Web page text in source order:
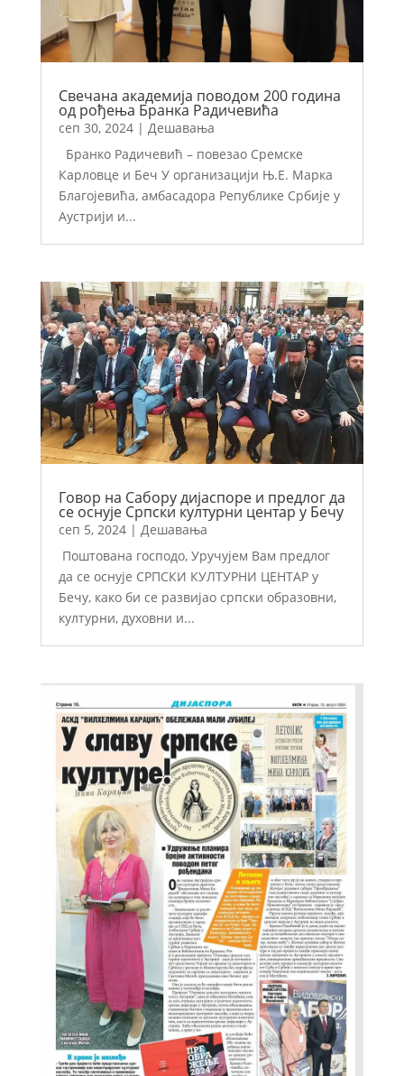
Свечана академија поводом 200 година
од рођења Бранка Радичевића
сеп 30, 2024| Дешавања
Бранко Радичевић – повезао Сремске
Карловце и Беч У организацији Њ.Е. Марка
Благојевића, амбасадора Републике Србије у
Аустрији и...
Говор на Сабору дијаспоре и предлог да
се оснује Српски културни центар у Бечу
сеп 5, 2024| Дешавања
Поштована господо, Уручујем Вам предлог
да се оснује СРПСКИ КУЛТУРНИ ЦЕНТАР у
Бечу, како би се развијао српски образовни,
културни, духовни и...